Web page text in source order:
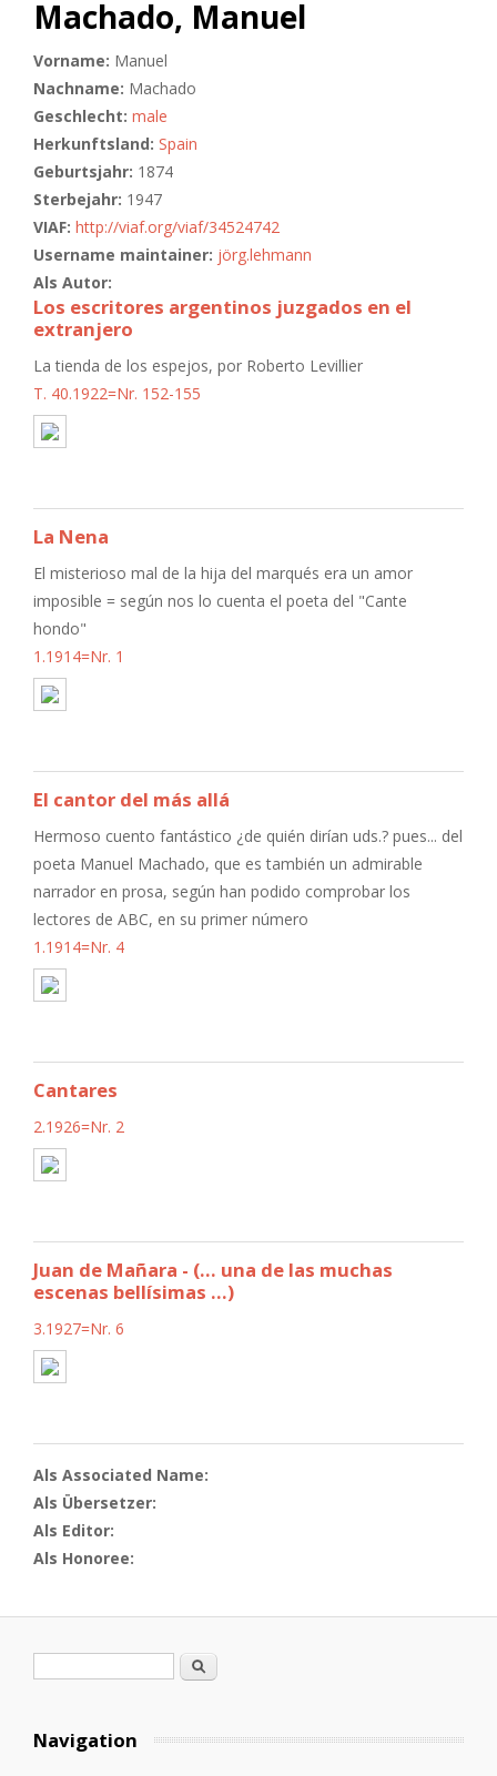
Machado, Manuel
Vorname: Manuel
Nachname: Machado
Geschlecht: male
Herkunftsland: Spain
Geburtsjahr: 1874
Sterbejahr: 1947
VIAF: http://viaf.org/viaf/34524742
Username maintainer: jörg.lehmann
Als Autor:
Los escritores argentinos juzgados en el
extranjero
La tienda de los espejos, por Roberto Levillier
T. 40.1922=Nr. 152-155
La Nena
El misterioso mal de la hija del marqués era un amor
imposible = según nos lo cuenta el poeta del "Cante
hondo"
1.1914=Nr. 1
El cantor del más allá
Hermoso cuento fantástico ¿de quién dirían uds.? pues... del
poeta Manuel Machado, que es también un admirable
narrador en prosa, según han podido comprobar los
lectores de ABC, en su primer número
1.1914=Nr. 4
Cantares
2.1926=Nr. 2
Juan de Mañara - (... una de las muchas
escenas bellísimas ...)
3.1927=Nr. 6
Als Associated Name:
Als Übersetzer:
Als Editor:
Als Honoree:
Suche
Navigation